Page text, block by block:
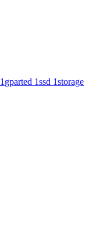
1 gparted 1ssd 1storage